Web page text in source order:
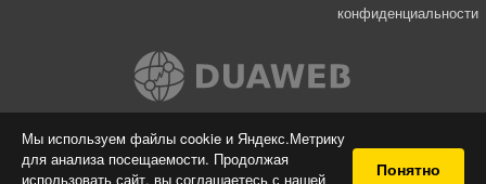
Мы используем файлы cookie и Яндекс.Метрику
для анализа посещаемости. Продолжая
использовать сайт, вы соглашаетесь с нашей
Понятно
конфиденциальности
Вконтакте
© 2009-2026 Я-пою